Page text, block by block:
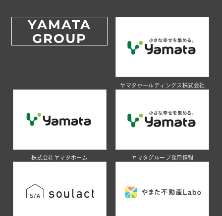
YAMATA
GROUP
ヤマタホールディングス株式会社
株式会社ヤマタホーム ヤマタグループ採用情報